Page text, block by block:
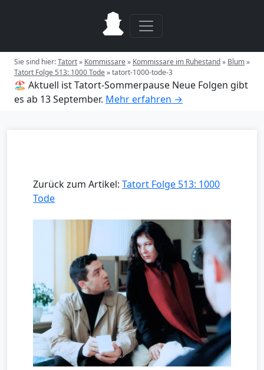
Sie sind hier:Tatort» Kommissare» Kommissare im Ruhestand» Blum»
Tatort Folge 513: 1000 Tode»tatort-1000-tode-3
🏖️ Aktuell ist Tatort-Sommerpause Neue Folgen gibt
es ab 13 September. Mehr erfahren →
Zurück zum Artikel: Tatort Folge 513: 1000
Tode